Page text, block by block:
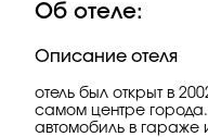
Об отеле:
Описание отеля
отель был открыт в
самом центре
автомобиль в гараже